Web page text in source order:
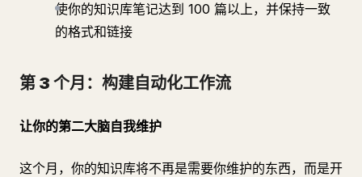
使你的知识库笔记达到 100 篇以上，并保持一致
的格式和链接
第 3 个月：构建自动化工作流
让你的第二大脑自我维护
这个月，你的知识库将不再是需要你维护的东西，而是开